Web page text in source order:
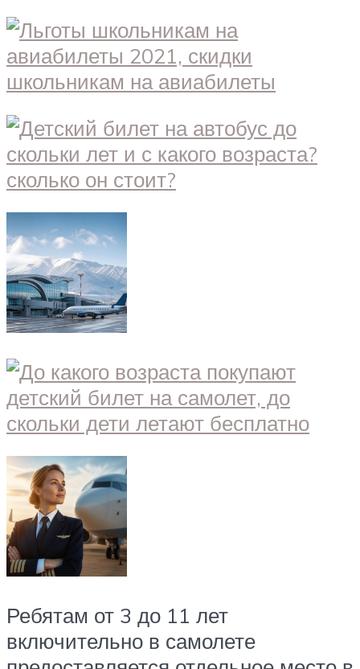
Ребятам от 3 до 11 лет
включительно в самолете